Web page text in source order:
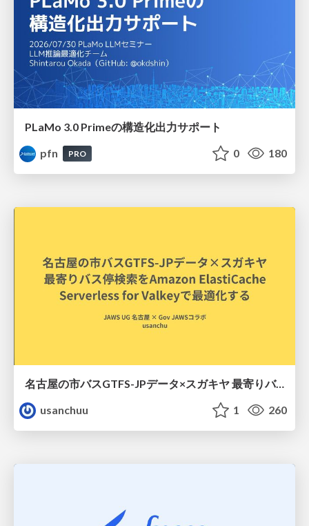
PLaMo 3.0 Primeの構造化出力サポート
pfn
PRO 0 180
名古屋の市バスGTFS-JPデータ×スガキヤ 最寄りバス停検索をAmazon ElastiCache Serverless for Valkeyで最適化する
usanchuu
1 260